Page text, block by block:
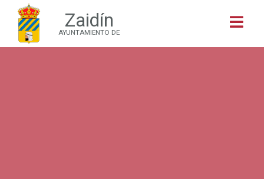
Zaidín
AYUNTAMIENTO DE